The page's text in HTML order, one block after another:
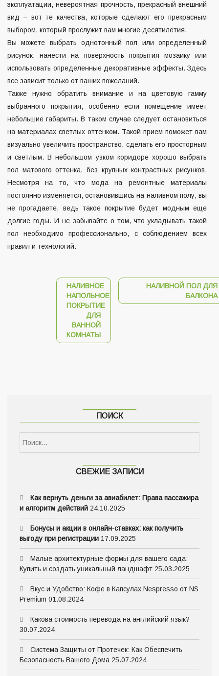
эксплуатации, невероятная прочность, прекрасный внешний
вид – вот те качества, которые сделают его прекрасным
выбором, который прослужит вам многие десятилетия.
Вы можете выбрать однотонный пол или определенный
рисунок, нанести на поверхность покрытия мозаику или
использовать определенные декоративные эффекты. Здесь
все зависит только от ваших пожеланий.
Также нужно обратить внимание и на цветовую гамму
выбранного покрытия, особенно если помещение имеет
небольшие габариты. В таком случае следует остановиться
на материалах светлых оттенком. Такой прием поможет вам
визуально увеличить пространство, сделать его просторным
и светлым. В небольшом узком коридоре хорошо выбрать
пол матового оттенка, без крупных контрастных рисунков.
Несмотря на то, что мода на ремонтные материалы
постоянно изменяется, остановившись на наливном полу, вы
не прогадаете, ведь такое покрытие будет модным еще
долгие годы. И не забывайте о том, что укладывать такой
пол необходимо профессионально, с соблюдением всех
правил и технологий.
НАЛИВНОЕ
НАПОЛЬНОЕ
ПОКРЫТИЕ
ДЛЯ
ВАННОЙ
КОМНАТЫ
НАЛИВНОЙ ПОЛ ДЛЯ
БАЛКОНА
ПОИСК
СВЕЖИЕ ЗАПИСИ
Как вернуть деньги за авиабилет: Права пассажира
и алгоритм действий 24.10.2025
Бонусы и акции в онлайн-ставках: как получить
выгоду при регистрации 17.09.2025
Малые архитектурные формы для вашего сада:
Купить и создать уникальный ландшафт 25.03.2025
Вкус и Удобство: Кофе в Капсулах Nespresso от NS
Premium 01.08.2024
Какова стоимость перевода на английский язык?
30.07.2024
Система Защиты от Протечек: Как Обеспечить
Безопасность Вашего Дома 25.07.2024